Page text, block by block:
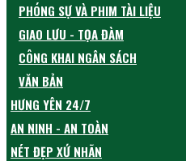
PHÓNG SỰ VÀ PHIM TÀI LIỆU
GIAO LƯU - TỌA ĐÀM
CÔNG KHAI NGÂN SÁCH
VĂN BẢN
HƯNG YÊN 24/7
AN NINH - AN TOÀN
NÉT ĐẸP XỨ NHÃN